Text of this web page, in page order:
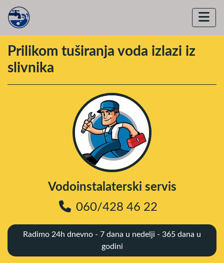
Prilikom tuširanja voda izlazi iz
slivnika
Vodoinstalaterski servis
060/428 46 22
Radimo 24h dnevno - 7 dana u nedelji - 365 dana u
godini